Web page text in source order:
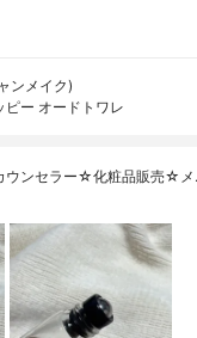
ンメイク)
ピー オードトワレ
ウンセラー☆化粧品販売☆